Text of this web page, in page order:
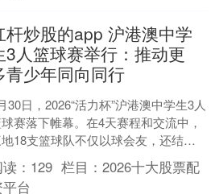
杆炒股的app 沪港澳中学
3人篮球赛举行：推动更
青少年同向同行
30日，2026“活力杯”沪港澳中学生3人
赛落下帷幕。在4天赛程和交流中，
18支篮球队不仅以球会友，还结伴
访上海：登上东方明珠电视塔，夜游
江，....
： 129 栏目：2026十大股票配
台